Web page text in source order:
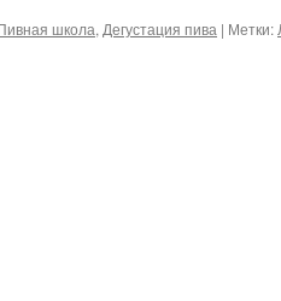
школа, Дегустация пива | Метки: